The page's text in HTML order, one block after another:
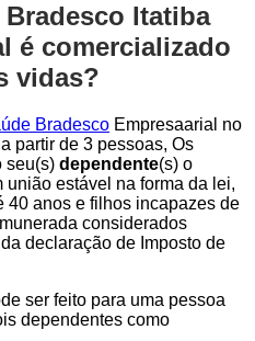
Itatiba
é comercializado
vidas?
Bradesco Empresaarial no
partir de 3 pessoas, Os
seu(s) dependente(s) o
estável na forma da lei,
40 anos e filhos incapazes de
considerados
declaração de Imposto de
ser feito para uma pessoa
dependentes como